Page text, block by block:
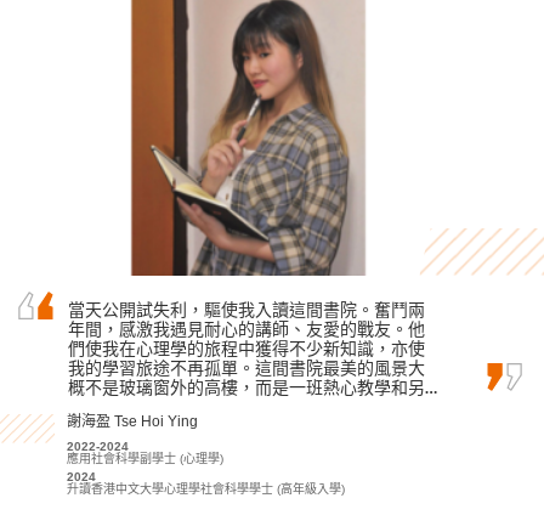
“有見地、有回報、有動力。” 這就是我將如何描
述我在 HPSHCC 的 MHPM…
洪恩 Hung Yan
2020-2022
醫療及保健產品管理高級文憑
2022
升讀香港理工大學職業治療學(榮譽)理學士
當天公開試失利，驅使我入讀這間書院。奮鬥兩
年間，感激我遇見耐心的講師、友愛的戰友。他
們使我在心理學的旅程中獲得不少新知識，亦使
我的學習旅途不再孤單。這間書院最美的風景大
概不是玻璃窗外的高樓，而是一班熱心教學和另…
謝海盈 Tse Hoi Ying
2022-2024
應用社會科學副學士 (心理學)
2024
升讀香港中文大學心理學社會科學學士 (高年級入學)
在書院就讀的兩年中，我透過高級文憑課程學習
到許多重要的知識和技能，這些都能為我迎接未
來的挑戰和困難做好準備。
羅健允 Killian Loh
商業管理學高級文憑 (管理及商業法律學)
升讀香港科技大學工商管理學士(管理學) (學分豁免)